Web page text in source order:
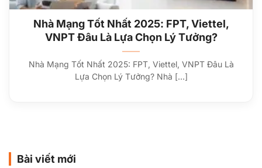
Nhà Mạng Tốt Nhất 2025: FPT, Viettel,
VNPT Đâu Là Lựa Chọn Lý Tưởng?
Nhà Mạng Tốt Nhất 2025: FPT, Viettel, VNPT Đâu Là
Lựa Chọn Lý Tưởng? Nhà [...]
Bài viết mới